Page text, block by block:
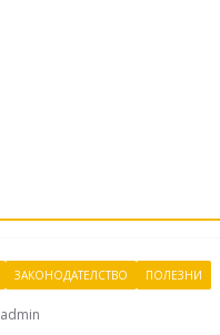
ЗАКОНОДАТЕЛСТВО ПОЛЕЗНИ
admin